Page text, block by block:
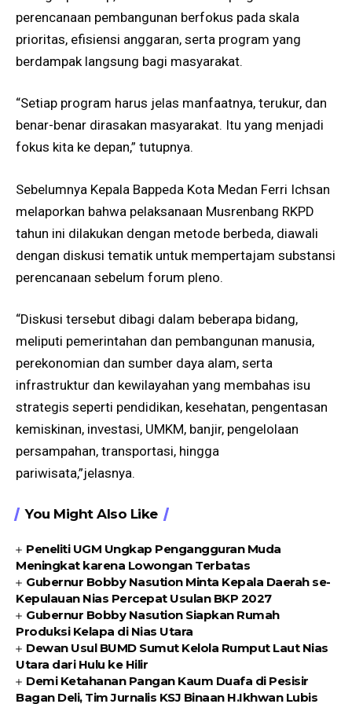
perencanaan pembangunan berfokus pada skala
prioritas, efisiensi anggaran, serta program yang
berdampak langsung bagi masyarakat.
“Setiap program harus jelas manfaatnya, terukur, dan
benar-benar dirasakan masyarakat. Itu yang menjadi
fokus kita ke depan,” tutupnya.
Sebelumnya Kepala Bappeda Kota Medan Ferri Ichsan
melaporkan bahwa pelaksanaan Musrenbang RKPD
tahun ini dilakukan dengan metode berbeda, diawali
dengan diskusi tematik untuk mempertajam substansi
perencanaan sebelum forum pleno.
“Diskusi tersebut dibagi dalam beberapa bidang,
meliputi pemerintahan dan pembangunan manusia,
perekonomian dan sumber daya alam, serta
infrastruktur dan kewilayahan yang membahas isu
strategis seperti pendidikan, kesehatan, pengentasan
kemiskinan, investasi, UMKM, banjir, pengelolaan
persampahan, transportasi, hingga
pariwisata,”jelasnya.
You Might Also Like
Peneliti UGM Ungkap Pengangguran Muda
Meningkat karena Lowongan Terbatas
Gubernur Bobby Nasution Minta Kepala Daerah se-
Kepulauan Nias Percepat Usulan BKP 2027
Gubernur Bobby Nasution Siapkan Rumah
Produksi Kelapa di Nias Utara
Dewan Usul BUMD Sumut Kelola Rumput Laut Nias
Utara dari Hulu ke Hilir
Demi Ketahanan Pangan Kaum Duafa di Pesisir
Bagan Deli, Tim Jurnalis KSJ Binaan H.Ikhwan Lubis